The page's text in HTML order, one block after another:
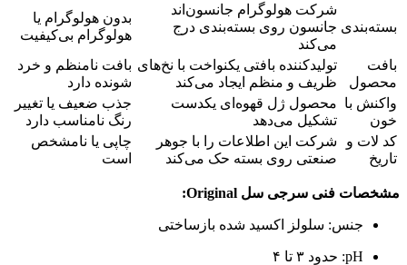
بسته‌بندی
شرکت هولوگرام جانسون‌اند
جانسون روی بسته‌بندی درج
می‌کند
بدون هولوگرام یا
هولوگرام بی‌کیفیت
بافت
محصول
تولیدکننده بافتی یکنواخت با نخ‌های
ظریف و منظم ایجاد می‌کند
بافت نامنظم و خرد
شونده دارد
واکنش با
خون
محصول ژل قهوه‌ای یکدست
تشکیل می‌دهد
جذب ضعیف یا تغییر
رنگ نامناسب دارد
کد لات و
تاریخ
شرکت این اطلاعات را با جوهر
صنعتی روی بسته حک می‌کند
چاپی یا نامشخص
است
مشخصات فنی سرجی سل Original:
جنس: سلولز اکسید شده بازساختی
pH: حدود ۳ تا ۴